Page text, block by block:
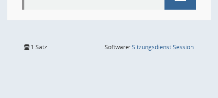
1 Satz Software:SitzungsdienstSession(Wird in